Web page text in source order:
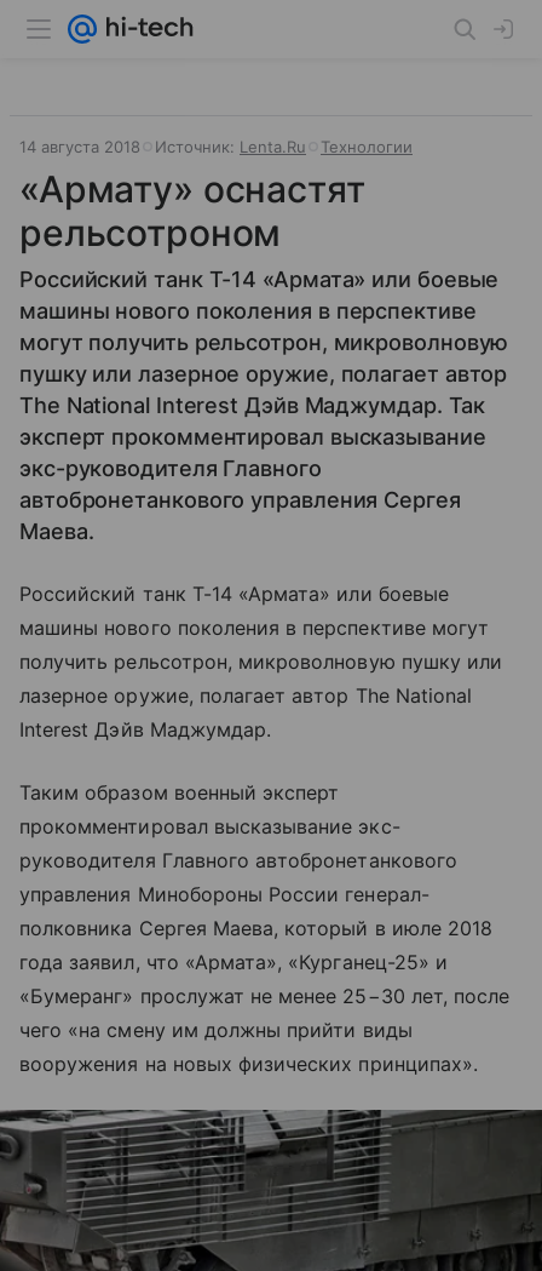
14 августа 2018 Источник: Lenta.Ru Технологии
«Армату» оснастят
рельсотроном
Российский танк Т-14 «Армата» или боевые
машины нового поколения в перспективе
могут получить рельсотрон, микроволновую
пушку или лазерное оружие, полагает автор
The National Interest Дэйв Маджумдар. Так
эксперт прокомментировал высказывание
экс-руководителя Главного
автобронетанкового управления Сергея
Маева.
Российский танк Т-14 «Армата» или боевые
машины нового поколения в перспективе могут
получить рельсотрон, микроволновую пушку или
лазерное оружие, полагает автор The National
Interest Дэйв Маджумдар.
Таким образом военный эксперт
прокомментировал высказывание экс-
руководителя Главного автобронетанкового
управления Минобороны России генерал-
полковника Сергея Маева, который в июле 2018
года заявил, что «Армата», «Курганец-25» и
«Бумеранг» прослужат не менее 25−30 лет, после
чего «на смену им должны прийти виды
вооружения на новых физических принципах».